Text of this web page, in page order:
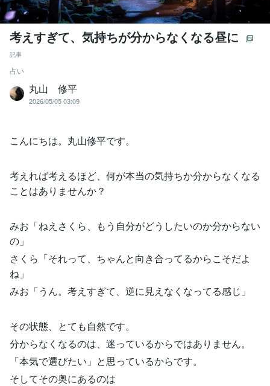
考えすぎて、気持ちが分からなくなる昼に
記事
占い
丸山 修平
2026/05/05 03:09
こんにちは。丸山修平です。
考えれば考えるほど、何が本当の気持ちか分からなくなる
ことはありませんか？
みお「ねえさくら、もう自分がどうしたいのか分からない
の」
さくら「それって、ちゃんと向き合ってるからこそだよ
ね」
みお「うん。考えすぎて、逆に見えなくなってる感じ」
その状態、とても自然です。
分からなくなるのは、迷っているからではありません。
「本気で選びたい」と思っているからです。
そしてその奥にあるのは